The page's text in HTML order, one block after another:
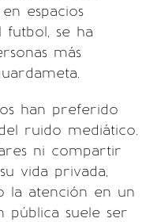
espacios
futbol, se ha
más
han preferido
ruido mediático.
ni compartir
vida privada,
la atención en un
pública suele ser